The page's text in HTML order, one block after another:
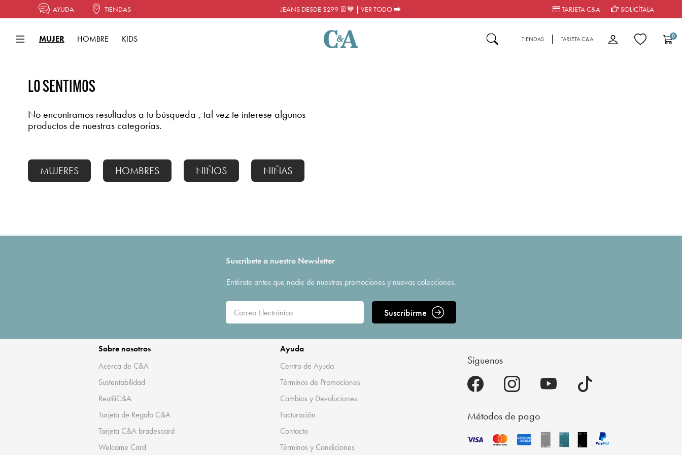
AYUDA TIENDAS JEANS DESDE $299 👖💙 | VER TODO ⮕ TARJETA C&A SOLICÍTALA
MUJER HOMBRE KIDS TIENDAS TARJETA C&A 0
LO SENTIMOS
No encontramos resultados a tu búsqueda , tal vez te interese algunos
productos de nuestras categorías.
MUJERES HOMBRES NIÑOS NIÑAS
Suscríbete a nuestro Newsletter
Entérate antes que nadie de nuestras promociones y nuevas colecciones.
Suscribirme
Sobre nosotros
Acerca de C&A
Sustentabilidad
ReutiliC&A
Tarjeta de Regalo C&A
Tarjeta C&A bradescard
Welcome Card
Ayuda
Centro de Ayuda
Términos de Promociones
Cambios y Devoluciones
Facturación
Contacto
Términos y Condiciones
Síguenos
Métodos de pago